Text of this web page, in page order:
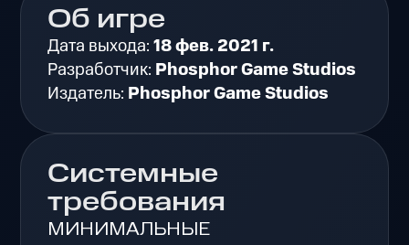
Об игре
Дата выхода:18 фев. 2021 г.
Разработчик: Phosphor Game Studios
Издатель: Phosphor Game Studios
Системные
требования
МИНИМАЛЬНЫЕ